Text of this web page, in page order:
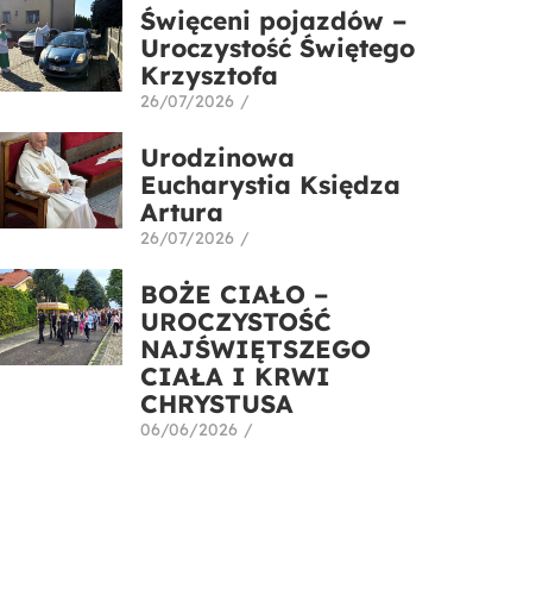
Święceni pojazdów –
Uroczystość Świętego
Krzysztofa
26/07/2026 /
Urodzinowa
Eucharystia Księdza
Artura
26/07/2026 /
BOŻE CIAŁO –
UROCZYSTOŚĆ
NAJŚWIĘTSZEGO
CIAŁA I KRWI
CHRYSTUSA
06/06/2026 /